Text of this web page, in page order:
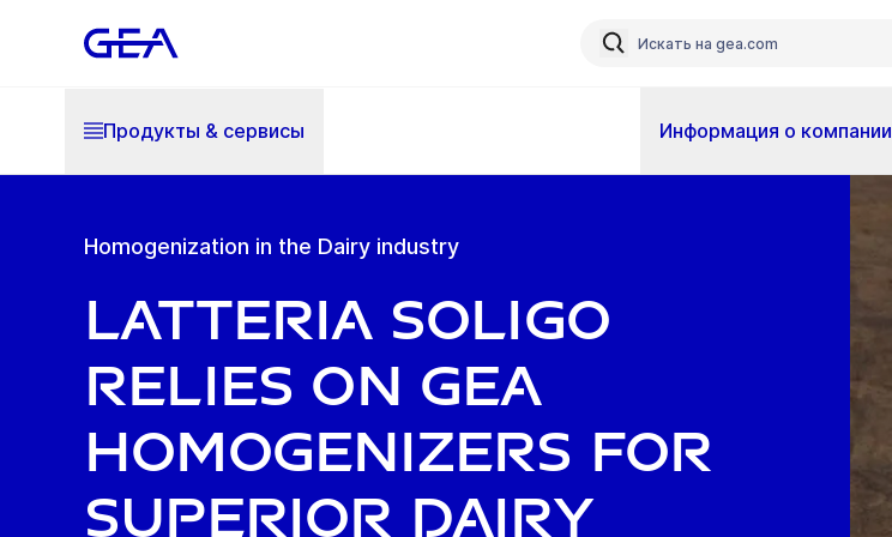
Продукты & cервисы Информация о компании
Homogenization in the Dairy industry
Latteria Soligo
Relies on GEA
Homogenizers for
Superior Dairy